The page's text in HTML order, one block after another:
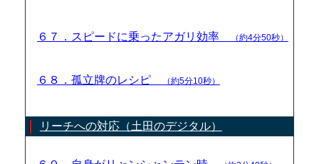
６７．スピードに乗ったアガリ効率 （約4分50秒）
６８．孤立牌のレシピ （約5分10秒）
リーチへの対応（土田のデジタル）